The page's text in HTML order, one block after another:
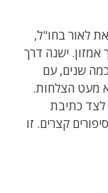
לאור בחו"ל,
אמזון. ישנה דרך
שנים, עם
מעט הצלחות.
לצד כתיבת
קצרים. זו